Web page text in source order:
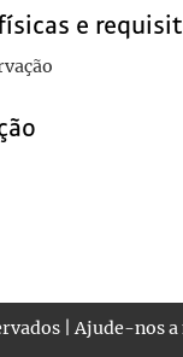
e
|Ajude-nos